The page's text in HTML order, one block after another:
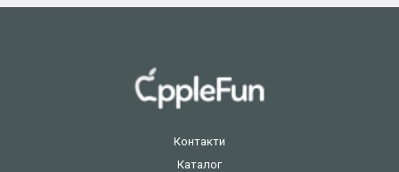
Контакти
Каталог